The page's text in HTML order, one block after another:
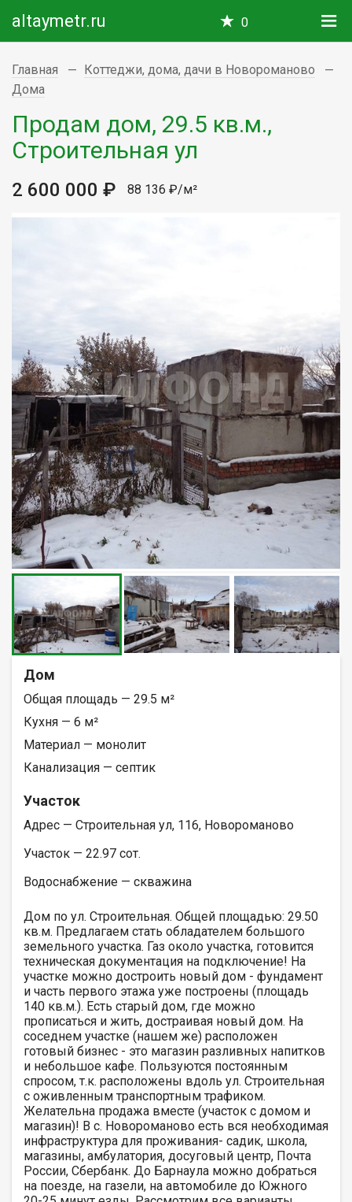
altaymetr.ru 0
Главная
Коттеджи, дома, дачи в Новороманово
Дома
Продам дом, 29.5 кв.м.,
Строительная ул
2 600 000 ₽ 88 136 ₽/м²
Дом
Общая площадь — 29.5 м²
Кухня — 6 м²
Материал — монолит
Канализация — септик
Участок
Адрес — Строительная ул, 116, Новороманово
Участок — 22.97 сот.
Водоснабжение — скважина
Дом по ул. Строительная. Общей площадью: 29.50
кв.м. Предлагаем стать обладателем большого
земельного участка. Газ около участка, готовится
техническая документация на подключение! На
участке можно достроить новый дом - фундамент
и часть первого этажа уже построены (площадь
140 кв.м.). Есть старый дом, где можно
прописаться и жить, достраивая новый дом. На
соседнем участке (нашем же) расположен
готовый бизнес - это магазин разливных напитков
и небольшое кафе. Пользуются постоянным
спросом, т.к. расположены вдоль ул. Строительная
с оживленным транспортным трафиком.
Желательна продажа вместе (участок с домом и
магазин)! В с. Новороманово есть вся необходимая
инфраструктура для проживания- садик, школа,
магазины, амбулатория, досуговый центр, Почта
России, Сбербанк. До Барнаула можно добраться
на поезде, на газели, на автомобиле до Южного